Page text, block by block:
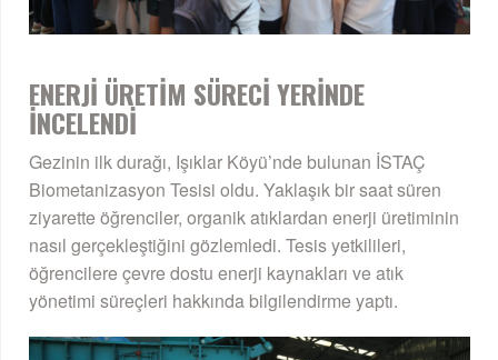
ENERJİ ÜRETİM SÜRECİ YERİNDE
İNCELENDİ
Gezinin ilk durağı, Işıklar Köyü’nde bulunan İSTAÇ
Biometanizasyon Tesisi oldu. Yaklaşık bir saat süren
ziyarette öğrenciler, organik atıklardan enerji üretiminin
nasıl gerçekleştiğini gözlemledi. Tesis yetkilileri,
öğrencilere çevre dostu enerji kaynakları ve atık
yönetimi süreçleri hakkında bilgilendirme yaptı.